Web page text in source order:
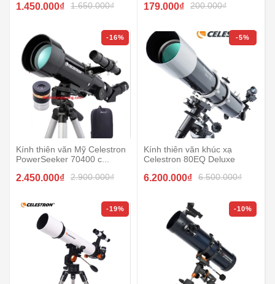
1.450.000₫ 1.650.000₫
-16%
Kính thiên văn Mỹ Celestron
PowerSeeker 70400 c...
2.450.000₫ 2.900.000₫
-19%
179.000₫ 200.000₫
-5%
Kính thiên văn khúc xạ
Celestron 80EQ Deluxe
6.200.000₫ 6.500.000₫
-10%